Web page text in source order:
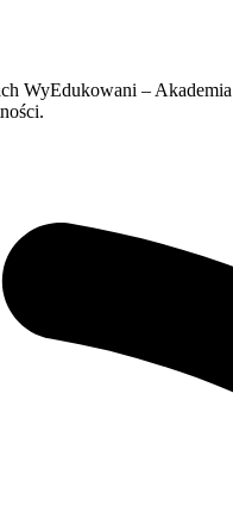
WyEdukowani –